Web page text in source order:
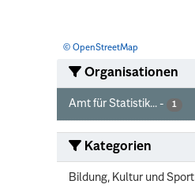
© OpenStreetMap
Organisationen
Amt für Statistik... - 1
Kategorien
Bildung, Kultur und Sport